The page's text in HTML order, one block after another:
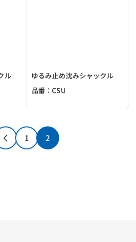
ル
ゆるみ止め沈みシャックル
品番：CSU
1 2